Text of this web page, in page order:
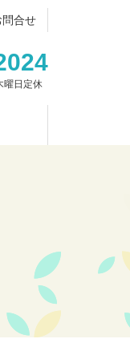
曜日定休
問合せ